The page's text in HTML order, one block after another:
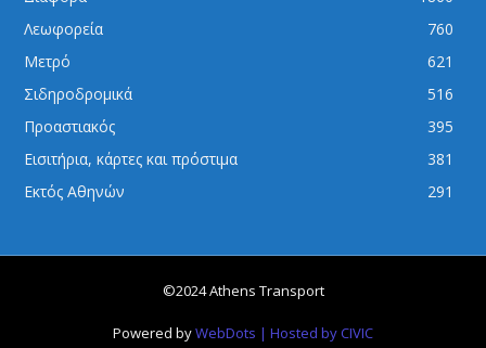
Λεωφορεία
760
Μετρό
621
Σιδηροδρομικά
516
Προαστιακός
395
Εισιτήρια, κάρτες και πρόστιμα
381
Εκτός Αθηνών
291
©2024 Athens Transport
Powered byWebDots | Hosted by CIVIC